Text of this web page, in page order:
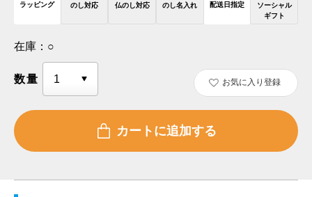
ラッピング のし対応 仏のし対応 のし名入れ 配送日指定
ソーシャル
ギフト
在庫： ○
数量 お気に入り登録